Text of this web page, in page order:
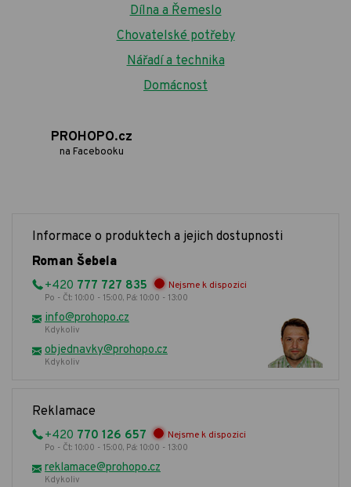
Dílna a Řemeslo
Chovatelské potřeby
Nářadí a technika
Domácnost
PROHOPO.cz
na Facebooku
Informace o produktech a jejich dostupnosti
Roman Šebela
+420 777 727 835 Nejsme k dispozici
Po - Čt: 10:00 - 15:00, Pá: 10:00 - 13:00
info@prohopo.cz
Kdykoliv
objednavky@prohopo.cz
Kdykoliv
Reklamace
+420 770 126 657 Nejsme k dispozici
Po - Čt: 10:00 - 15:00, Pá: 10:00 - 13:00
reklamace@prohopo.cz
Kdykoliv